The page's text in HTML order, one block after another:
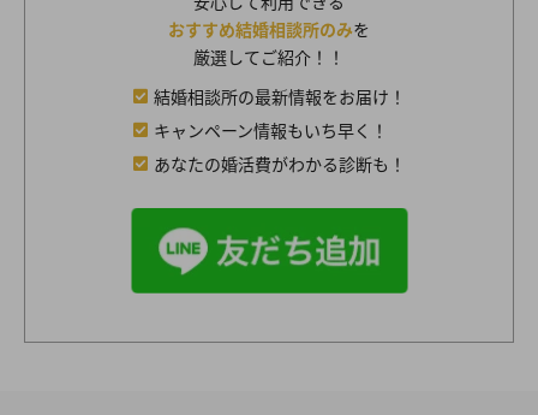
おすすめ結婚相談所のみを
厳選してご紹介！！
結婚相談所の最新情報をお届け！
キャンペーン情報もいち早く！
あなたの婚活費がわかる診断も！